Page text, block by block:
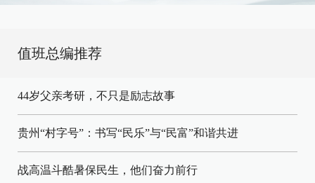
值班总编推荐
44岁父亲考研，不只是励志故事
贵州“村字号”：书写“民乐”与“民富”和谐共进
战高温斗酷暑保民生，他们奋力前行